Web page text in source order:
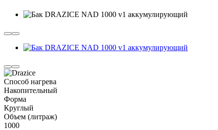
Способ нагрева
Накопительный
Форма
Круглый
Объем (литраж)
1000